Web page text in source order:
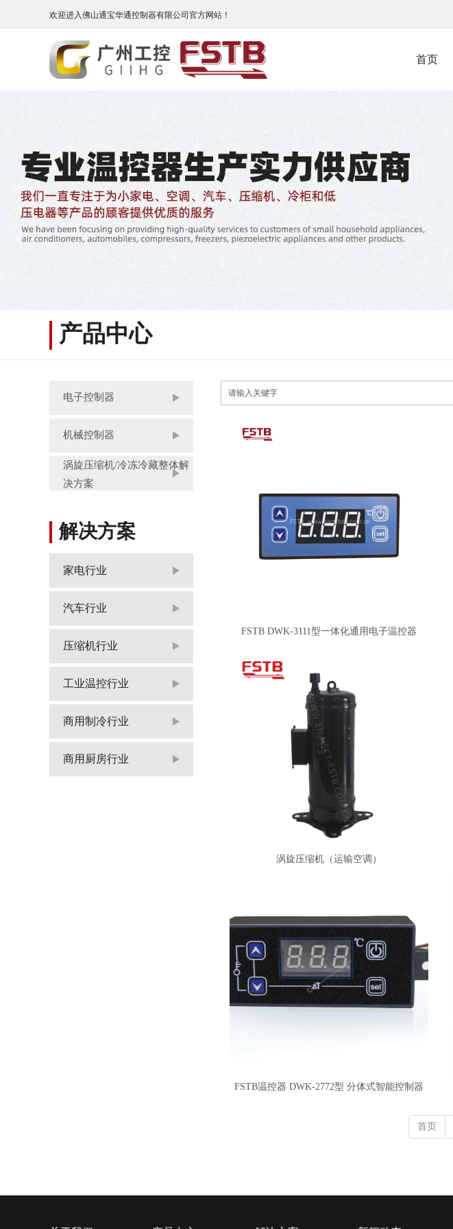
欢迎进入佛山通宝华通控制器有限公司官方网站！
首页
产品中心
电子控制器
机械控制器
涡旋压缩机/冷冻冷藏整体解
决方案
解决方案
家电行业
汽车行业
压缩机行业
工业温控行业
商用制冷行业
商用厨房行业
FSTB DWK-3111型一体化通用电子温控器
涡旋压缩机（运输空调）
FSTB温控器 DWK-2772型 分体式智能控制器
首页